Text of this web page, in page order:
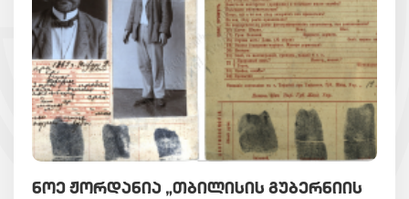
ᲜᲝᲔ ᲟᲝᲠᲓᲐᲜᲘᲐ „ᲗᲑᲘᲚᲘᲡᲘᲡ ᲒᲣᲑᲔᲠᲜᲘᲘᲡ